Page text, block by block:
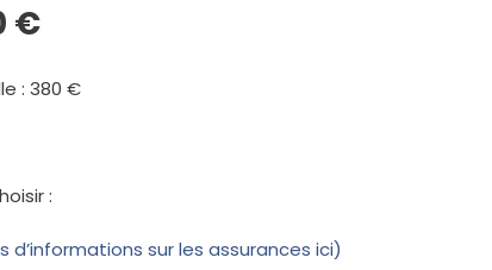
€
: 380 €
:
d’informations sur les assurances ici)